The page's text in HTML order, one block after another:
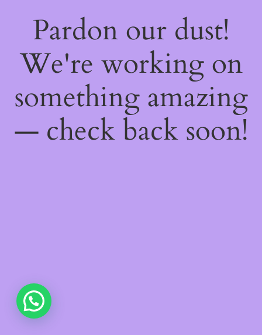
Pardon our dust!
We're working on
something amazing
— check back soon!